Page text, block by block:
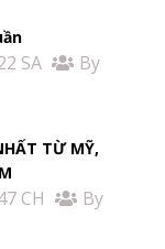
SA
By
TỪ MỸ,
CH
By